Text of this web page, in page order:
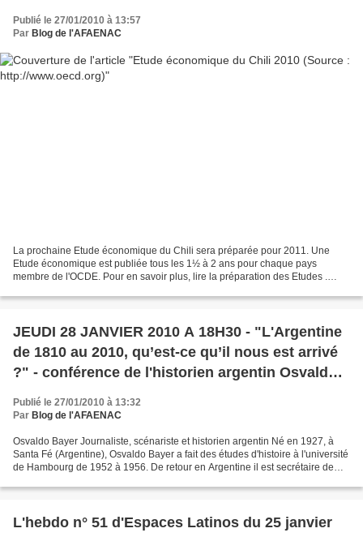
Publié le 27/01/2010 à 13:57
Par Blog de l'AFAENAC
La prochaine Etude économique du Chili sera préparée pour 2011. Une
Etude économique est publiée tous les 1½ à 2 ans pour chaque pays
membre de l'OCDE. Pour en savoir plus, lire la préparation des Etudes .
JEUDI 28 JANVIER 2010 A 18H30 - "L'Argentine
de 1810 au 2010, qu’est-ce qu’il nous est arrivé
?" - conférence de l'historien argentin Osvaldo
Publié le 27/01/2010 à 13:32
Par Blog de l'AFAENAC
Osvaldo Bayer Journaliste, scénariste et historien argentin Né en 1927, à
Santa Fé (Argentine), Osvaldo Bayer a fait des études d'histoire à l'université
de Hambourg de 1952 à 1956. De retour en Argentine il est secrétaire de
L'hebdo n° 51 d'Espaces Latinos du 25 janvier